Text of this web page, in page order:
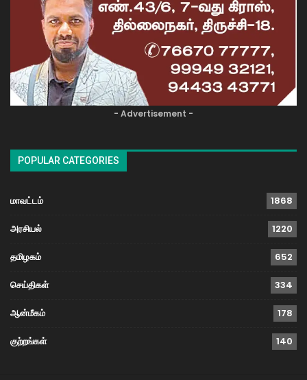
- Advertisement -
POPULAR CATEGORIES
மாவட்டம் 1868
அரசியல் 1220
தமிழகம் 652
செய்திகள் 334
ஆன்மீகம் 178
குற்றங்கள் 140